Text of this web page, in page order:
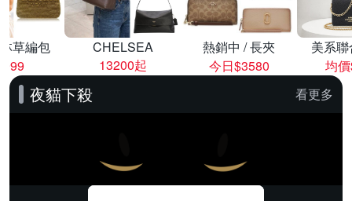
草編包
CHELSEA
13200起
熱銷中 / 長夾
今日$3580
美系
均
夜貓下殺 看更多